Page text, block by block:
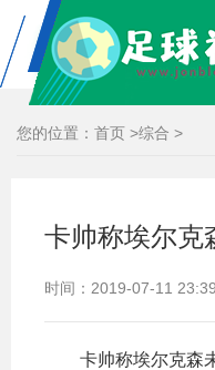
您的位置： 首页 >综合 >
卡帅称埃尔克
时间：2019-07-11
卡帅称埃尔克森